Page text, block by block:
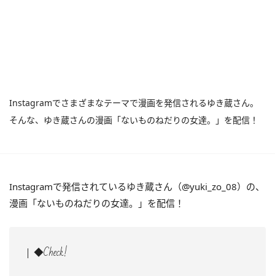
Instagramでさまざまなテーマで漫画を発信されるゆき蔵さん。
そんな、ゆき蔵さんの漫画「ないものねだりの女達。」を配信！
Instagramで発信されているゆき蔵さん（@yuki_zo_08）の、
漫画「ないものねだりの女達。」を配信！
◆Check!